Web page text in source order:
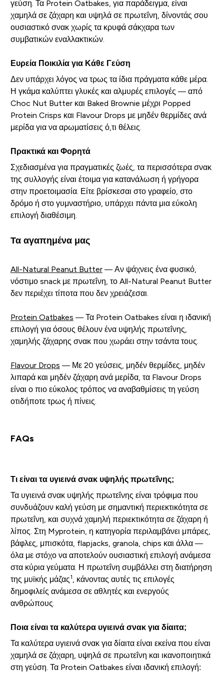
γεύση. Τα Protein Oatbakes, για παράδειγμα, είναι
χαμηλά σε ζάχαρη και υψηλά σε πρωτεΐνη, δίνοντάς σου
ουσιαστικό σνακ χωρίς τα κρυφά σάκχαρα των
συμβατικών εναλλακτικών.
Ευρεία Ποικιλία για Κάθε Γεύση
Δεν υπάρχει λόγος να τρως τα ίδια πράγματα κάθε μέρα.
Η γκάμα καλύπτει γλυκές και αλμυρές επιλογές — από
Choc Nut Butter και Baked Brownie μέχρι Popped
Protein Crisps και Flavour Drops με μηδέν θερμίδες ανά
μερίδα για να αρωματίσεις ό,τι θέλεις.
Πρακτικά και Φορητά
Σχεδιασμένα για πραγματικές ζωές, τα περισσότερα σνακ
της συλλογής είναι έτοιμα για κατανάλωση ή γρήγορα
στην προετοιμασία. Είτε βρίσκεσαι στο γραφείο, στο
δρόμο ή στο γυμναστήριο, υπάρχει πάντα μια εύκολη
επιλογή διαθέσιμη.
Τα αγαπημένα μας
All-Natural Peanut Butter— Αν ψάχνεις ένα φυσικό,
νόστιμο snack με πρωτεΐνη, το All-Natural Peanut Butter
δεν περιέχει τίποτα που δεν χρειάζεσαι.
Protein Oatbakes — Τα Protein Oatbakes είναι η ιδανική
επιλογή για όσους θέλουν ένα υψηλής πρωτεΐνης,
χαμηλής ζάχαρης σνακ που χωράει στην τσάντα τους.
Flavour Drops — Με 20 γεύσεις, μηδέν θερμίδες, μηδέν
λιπαρά και μηδέν ζάχαρη ανά μερίδα, τα Flavour Drops
είναι ο πιο εύκολος τρόπος να αναβαθμίσεις τη γεύση
οτιδήποτε τρως ή πίνεις.
FAQs
Τι είναι τα υγιεινά σνακ υψηλής πρωτεΐνης;
Τα υγιεινά σνακ υψηλής πρωτεΐνης είναι τρόφιμα που
συνδυάζουν καλή γεύση με σημαντική περιεκτικότητα σε
πρωτεΐνη, και συχνά χαμηλή περιεκτικότητα σε ζάχαρη ή
λίπος. Στη Myprotein, η κατηγορία περιλαμβάνει μπάρες,
βάφλες, μπισκότα, flapjacks, granola, chips και άλλα —
όλα με στόχο να αποτελούν ουσιαστική επιλογή ανάμεσα
στα κύρια γεύματα. Η πρωτεΐνη συμβάλλει στη διατήρηση
της μυϊκής μάζας1, κάνοντας αυτές τις επιλογές
δημοφιλείς ανάμεσα σε αθλητές και ενεργούς
ανθρώπους.
Ποια είναι τα καλύτερα υγιεινά σνακ για δίαιτα;
Τα καλύτερα υγιεινά σνακ για δίαιτα είναι εκείνα που είναι
χαμηλά σε ζάχαρη, υψηλά σε πρωτεΐνη και ικανοποιητικά
στη γεύση. Τα Protein Oatbakes είναι ιδανική επιλογή: